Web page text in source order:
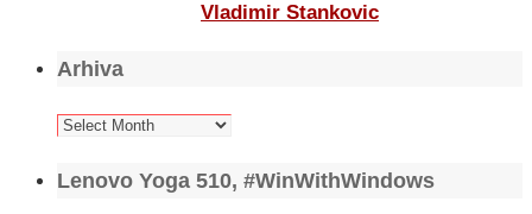
Vladimir Stankovic
Arhiva
Arhiva
Lenovo Yoga 510, #WinWithWindows